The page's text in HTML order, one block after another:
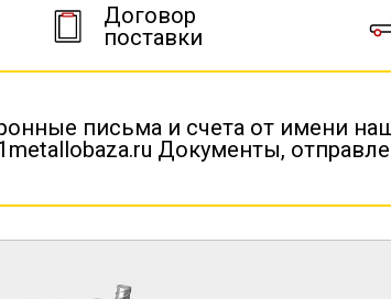
Договор
поставки
письма и счета от имени
Документы,